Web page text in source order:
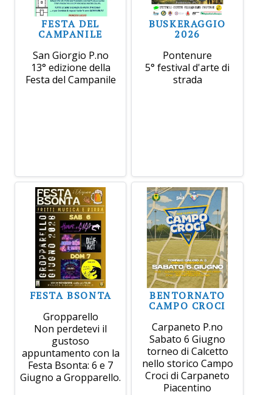
FESTA DEL
CAMPANILE
San Giorgio P.no
13° edizione della
Festa del Campanile
BUSKERAGGIO
2026
Pontenure
5° festival d'arte di
strada
FESTA BSONTA
Gropparello
Non perdetevi il
gustoso
appuntamento con la
Festa Bsonta: 6 e 7
Giugno a Gropparello.
BENTORNATO
CAMPO CROCI
Carpaneto P.no
Sabato 6 Giugno
torneo di Calcetto
nello storico Campo
Croci di Carpaneto
Piacentino